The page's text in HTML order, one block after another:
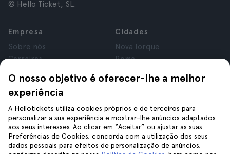
O nosso objetivo é oferecer-lhe a melhor
experiência
A Hellotickets utiliza cookies próprios e de terceiros para
personalizar a sua experiência e mostrar-lhe anúncios adaptados
aos seus interesses. Ao clicar em “Aceitar” ou ajustar as suas
Preferências de Cookies, concorda com a utilização dos seus
dados pessoais para efeitos de personalização de anúncios,
© Hello Ticket, SL.
Empresa
Sobre nós
Carreiras
Avaliações
Privacidade
Termos e Condições
Aviso Legal
Cookies
Cidades
Nova Iorque
Roma
Londres
Cracóvia
Tenerife